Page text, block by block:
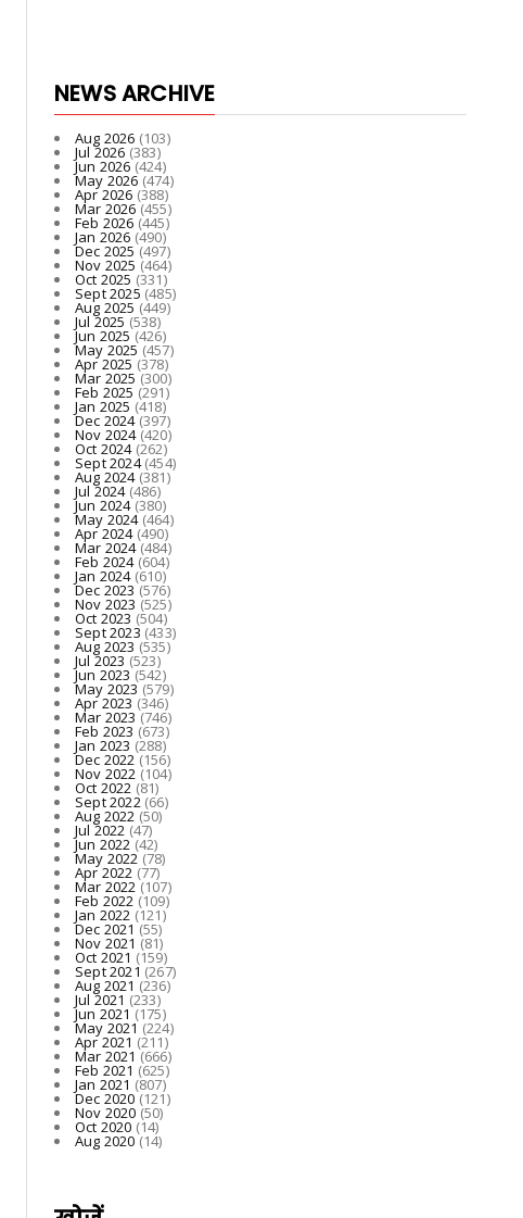
NEWS ARCHIVE
Aug 2026 (103)
Jul 2026 (383)
Jun 2026(424)
May 2026(474)
Apr 2026 (388)
Mar 2026(455)
Feb 2026 (445)
Jan 2026 (490)
Dec 2025(497)
Nov 2025 (464)
Oct 2025 (331)
Sept 2025 (485)
Aug 2025 (449)
Jul 2025 (538)
Jun 2025(426)
May 2025(457)
Apr 2025 (378)
Mar 2025 (300)
Feb 2025 (291)
Jan 2025 (418)
Dec 2024(397)
Nov 2024(420)
Oct 2024(262)
Sept 2024(454)
Aug 2024(381)
Jul 2024(486)
Jun 2024(380)
May 2024(464)
Apr 2024(490)
Mar 2024(484)
Feb 2024(604)
Jan 2024(610)
Dec 2023(576)
Nov 2023 (525)
Oct 2023 (504)
Sept 2023 (433)
Aug 2023 (535)
Jul 2023 (523)
Jun 2023(542)
May 2023(579)
Apr 2023 (346)
Mar 2023 (746)
Feb 2023 (673)
Jan 2023 (288)
Dec 2022(156)
Nov 2022 (104)
Oct 2022 (81)
Sept 2022(66)
Aug 2022 (50)
Jul 2022 (47)
Jun 2022(42)
May 2022(78)
Apr 2022 (77)
Mar 2022(107)
Feb 2022 (109)
Jan 2022 (121)
Dec 2021 (55)
Nov 2021 (81)
Oct 2021 (159)
Sept 2021 (267)
Aug 2021 (236)
Jul 2021 (233)
Jun 2021(175)
May 2021(224)
Apr 2021 (211)
Mar 2021 (666)
Feb 2021 (625)
Jan 2021 (807)
Dec 2020(121)
Nov 2020 (50)
Oct 2020 (14)
Aug 2020(14)